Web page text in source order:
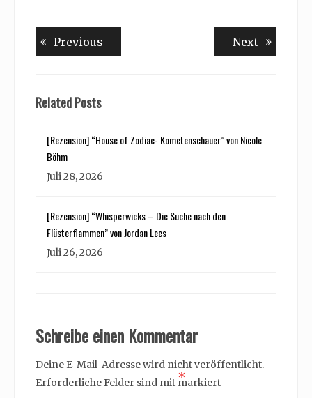
Beitragsnavigation
Previous NextNext
Related Posts
[Rezension] “House of Zodiac- Kometenschauer” von Nicole
Böhm
Juli 28, 2026
[Rezension] “Whisperwicks – Die Suche nach den
Flüsterflammen” von Jordan Lees
Juli 26, 2026
Schreibe einen Kommentar
Deine E-Mail-Adresse wird nicht veröffentlicht.
Erforderliche Felder sind mit *
markiert